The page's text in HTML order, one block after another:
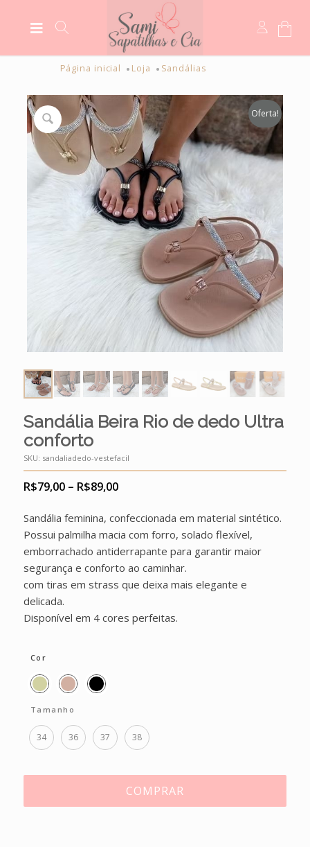
Página inicial Loja Sandálias
Oferta!
Sandália Beira Rio de dedo Ultra
conforto
SKU: sandaliadedo-vestefacil
R$79,00 – R$89,00Price
range:
R$79,00
Sandália feminina, confeccionada em material sintético.
Possui palmilha macia com forro, solado flexível,
emborrachado antiderrapante para garantir maior
segurança e conforto ao caminhar.
com tiras em strass que deixa mais elegante e
delicada.
Disponível em 4 cores perfeitas.
Cor
Tamanho
34 36 37 38
COMPRAR